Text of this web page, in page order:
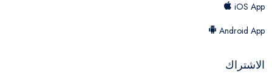
iOS App
Android App
الاشتراك